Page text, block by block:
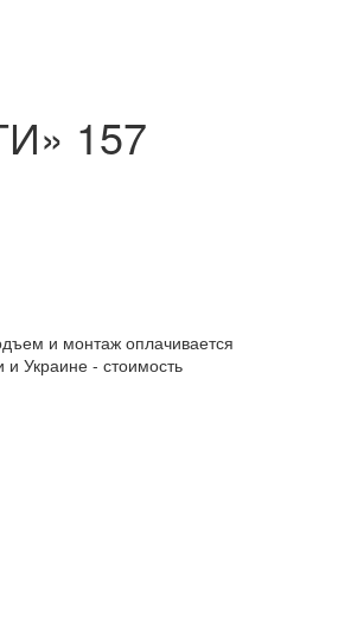
157
и монтаж оплачивается
и Украине - стоимость